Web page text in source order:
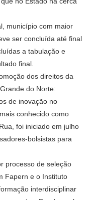
município com maior
ser concluída até final
a tabulação e
final.
dos direitos da
do Norte:
de inovação no
conhecido como
foi iniciado em julho
bolsistas para
processo de seleção
Fapern e o Instituto
interdisciplinar